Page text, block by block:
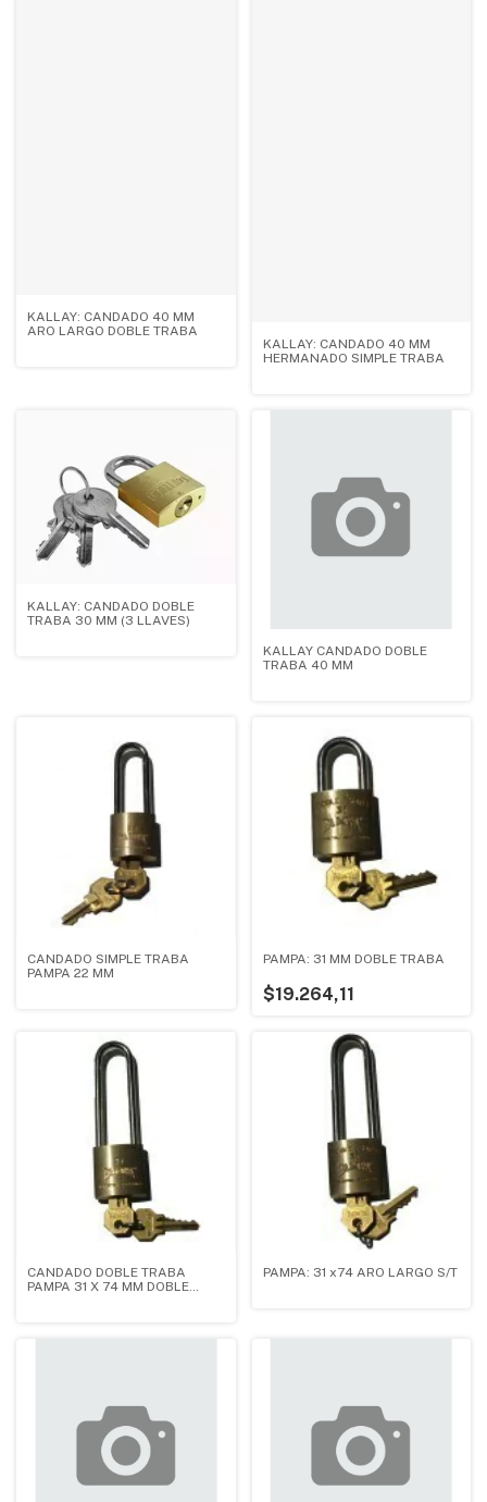
KALLAY: CANDADO 40 MM
ARO LARGO DOBLE TRABA
KALLAY: CANDADO 40 MM
HERMANADO SIMPLE TRABA
KALLAY: CANDADO DOBLE
TRABA 30 MM (3 LLAVES)
KALLAY CANDADO DOBLE
TRABA 40 MM
CANDADO SIMPLE TRABA
PAMPA 22 MM
PAMPA: 31 MM DOBLE TRABA
$19.264,11
CANDADO DOBLE TRABA
PAMPA 31 X 74 MM DOBLE
PAMPA: 31 x74 ARO LARGO S/T